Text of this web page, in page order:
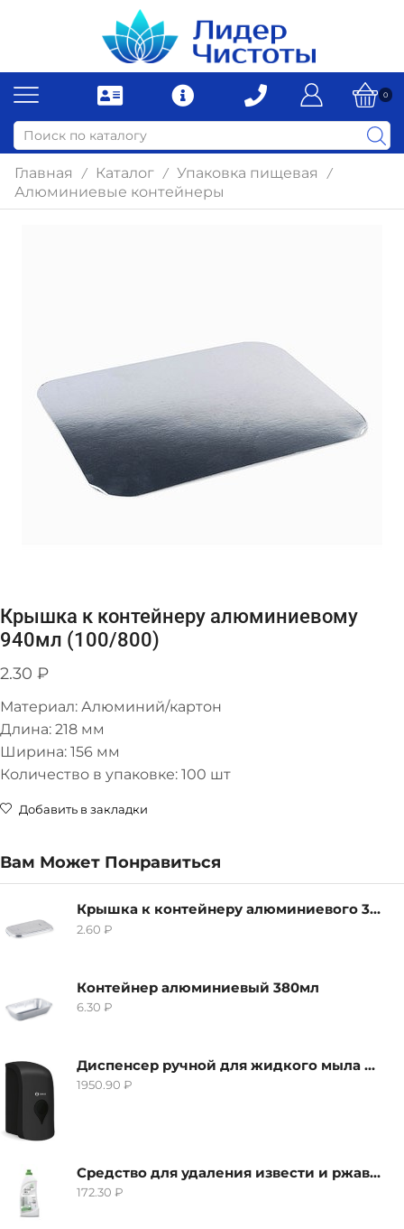
0
Главная / Каталог / Упаковка пищевая /
Алюминиевые контейнеры
Крышка к контейнеру алюминиевому
940мл (100/800)
2.30 ₽
Материал: Алюминий/картон
Длина: 218 мм
Ширина: 156 мм
Количество в упаковке: 100 шт
Добавить в закладки
Вам Может Понравиться
Крышка к контейнеру алюминиевого 380мл
2.60 ₽
Контейнер алюминиевый 380мл
6.30 ₽
Диспенсер ручной для жидкого мыла Grass IT-0638, черный
1950.90 ₽
Средство для удаления извести и ржавчины Grass Gloss-Gel, 500мл
172.30 ₽